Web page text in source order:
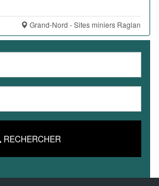
Grand-Nord - Sites miniers Raglan
RECHERCHER